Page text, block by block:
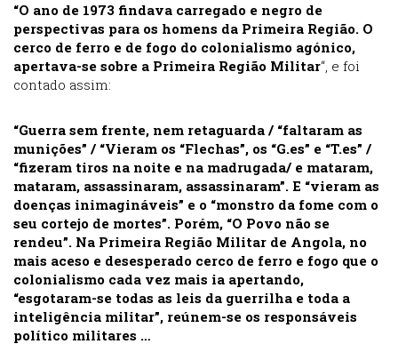
“O ano de 1973 findava carregado e negro de
perspectivas para os homens da Primeira Região. O
cerco de ferro e de fogo do colonialismo agónico,
apertava-se sobre a Primeira Região Militar“, e foi
contado assim:
“Guerra sem frente, nem retaguarda / “faltaram as
munições” / “Vieram os “Flechas”, os “G.es” e “T.es” /
“fizeram tiros na noite e na madrugada/ e mataram,
mataram, assassinaram, assassinaram”. E “vieram as
doenças inimagináveis” e o “monstro da fome com o
seu cortejo de mortes”. Porém, “O Povo não se
rendeu”. Na Primeira Região Militar de Angola, no
mais aceso e desesperado cerco de ferro e fogo que o
colonialismo cada vez mais ia apertando,
“esgotaram-se todas as leis da guerrilha e toda a
inteligência militar”, reúnem-se os responsáveis
político militares …